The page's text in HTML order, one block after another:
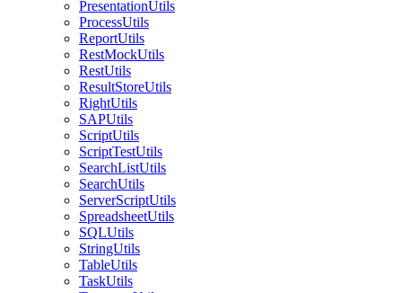
PresentationUtils
ProcessUtils
ReportUtils
RestMockUtils
RestUtils
ResultStoreUtils
RightUtils
SAPUtils
ScriptUtils
ScriptTestUtils
SearchListUtils
SearchUtils
ServerScriptUtils
SpreadsheetUtils
SQLUtils
StringUtils
TableUtils
TaskUtils